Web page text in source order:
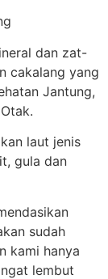
dan zat-
cakalang yang
Jantung,
laut jenis
gula dan
sudah
kami hanya
lembut